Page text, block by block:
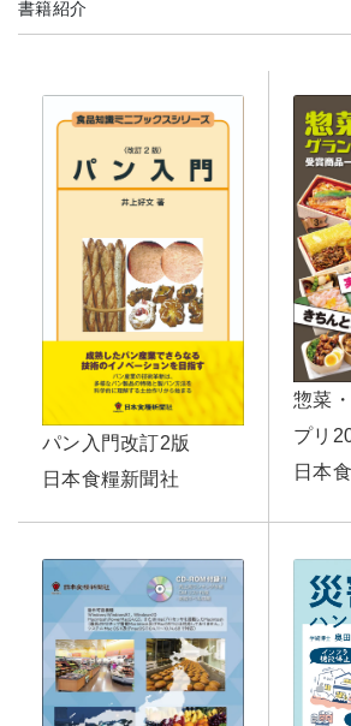
書籍紹介
パン入門改訂2版
日本食糧新聞社
惣菜
プリ
日本